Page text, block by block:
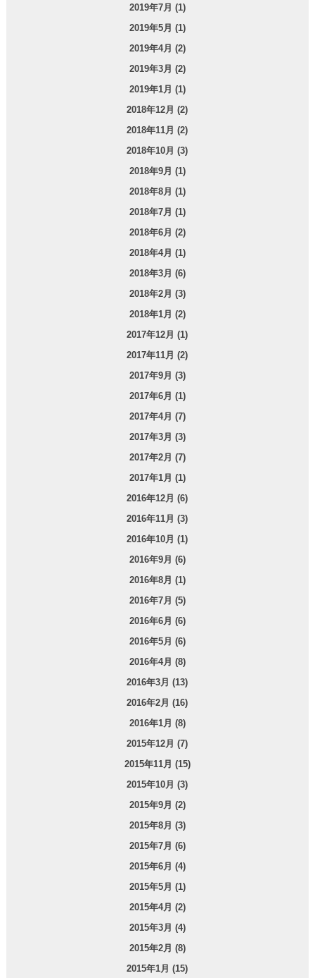
2019年7月 (1)
2019年5月 (1)
2019年4月 (2)
2019年3月 (2)
2019年1月 (1)
2018年12月 (2)
2018年11月 (2)
2018年10月 (3)
2018年9月 (1)
2018年8月 (1)
2018年7月 (1)
2018年6月 (2)
2018年4月 (1)
2018年3月 (6)
2018年2月 (3)
2018年1月 (2)
2017年12月 (1)
2017年11月 (2)
2017年9月 (3)
2017年6月 (1)
2017年4月 (7)
2017年3月 (3)
2017年2月 (7)
2017年1月 (1)
2016年12月 (6)
2016年11月 (3)
2016年10月 (1)
2016年9月 (6)
2016年8月 (1)
2016年7月 (5)
2016年6月 (6)
2016年5月 (6)
2016年4月 (8)
2016年3月 (13)
2016年2月 (16)
2016年1月 (8)
2015年12月 (7)
2015年11月 (15)
2015年10月 (3)
2015年9月 (2)
2015年8月 (3)
2015年7月 (6)
2015年6月 (4)
2015年5月 (1)
2015年4月 (2)
2015年3月 (4)
2015年2月 (8)
2015年1月 (15)